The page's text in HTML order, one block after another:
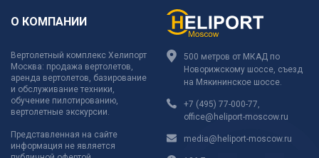
О КОМПАНИИ
Вертолетный комплекс Хелипорт
Москва: продажа вертолетов,
аренда вертолетов, базирование
и обслуживание техники,
обучение пилотированию,
вертолетные экскурсии.
Представленная на сайте
информация не является
500 метров от МКАД по
Новорижскому шоссе, съезд
на Мякининское шоссе.
+7 (495) 77-000-77
office@heliport-moscow.ru
media@heliport-moscow.ru